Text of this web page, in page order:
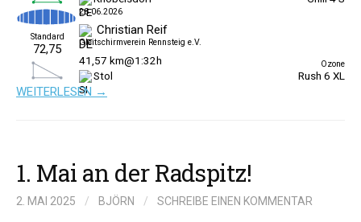
WEITERLESEN →
1. Mai an der Radspitz!
2. MAI 2025 / BJÖRN / SCHREIBE EINEN KOMMENTAR